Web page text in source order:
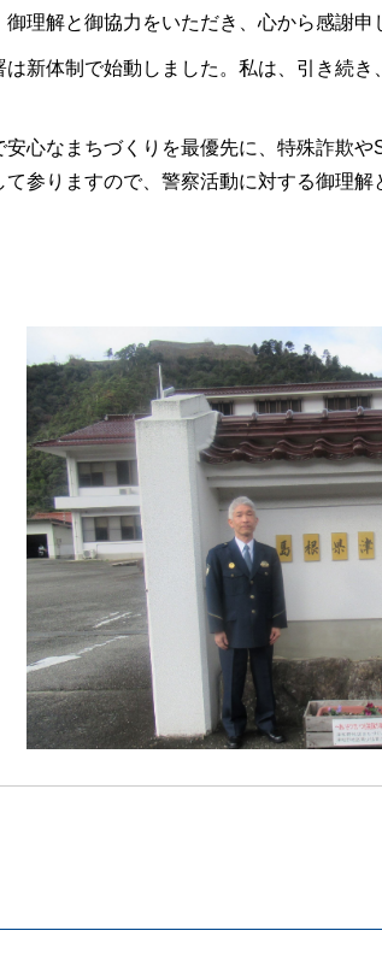
理解と御協力をいただき、心から感謝申
新体制で始動しました。私は、引き続
心なまちづくりを最優先に、特殊詐欺
参りますので、警察活動に対する御理